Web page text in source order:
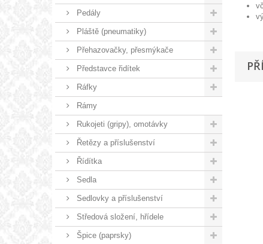
Pedály
Pláště (pneumatiky)
Přehazovačky, přesmýkače
Představce řidítek
Ráfky
Rámy
Rukojeti (gripy), omotávky
Řetězy a příslušenství
Řídítka
Sedla
Sedlovky a příslušenství
Středová složení, hřídele
Špice (paprsky)